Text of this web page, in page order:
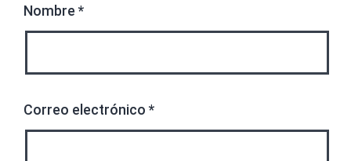
Nombre *
Correo electrónico *